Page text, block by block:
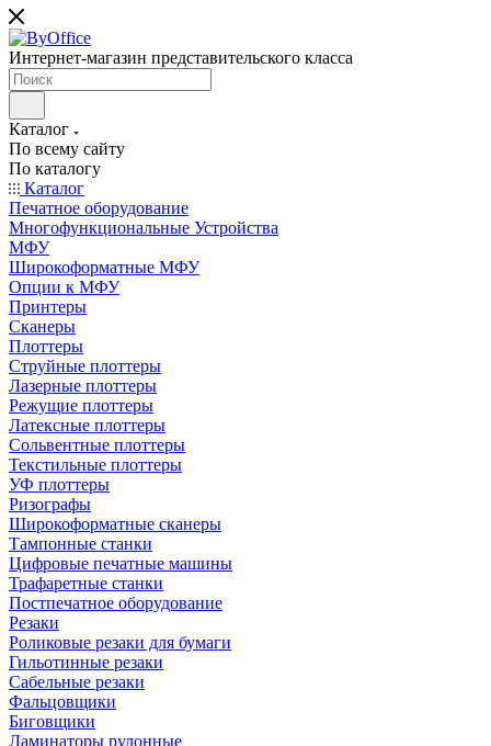
Интернет-магазин представительского класса
Каталог
По всему сайту
По каталогу
Каталог
Печатное оборудование
Многофункциональные Устройства
МФУ
Широкоформатные МФУ
Опции к МФУ
Принтеры
Сканеры
Плоттеры
Струйные плоттеры
Лазерные плоттеры
Режущие плоттеры
Латексные плоттеры
Сольвентные плоттеры
Текстильные плоттеры
УФ плоттеры
Ризографы
Широкоформатные сканеры
Тампонные станки
Цифровые печатные машины
Трафаретные станки
Постпечатное оборудование
Резаки
Роликовые резаки для бумаги
Гильотинные резаки
Сабельные резаки
Фальцовщики
Биговщики
Ламинаторы рулонные